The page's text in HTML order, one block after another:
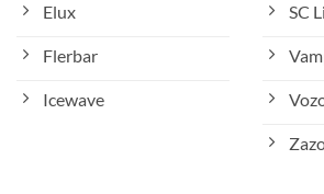
Elux
Flerbar
Icewave
SC